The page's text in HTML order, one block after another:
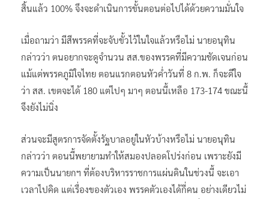
สิ้นแล้ว 100% จึงจะดำเนินการขั้นตอนต่อไปได้ด้วยความมั่นใจ
เมื่อถามว่า มีสีพรรคที่จะจับขั้วไว้ในใจแล้วหรือไม่ นายอนุทิน
กล่าวว่า ตนอยากจะดูจำนวน สส.ของพรรคที่มีความชัดเจนก่อน
แม้แต่พรรคภูมิใจไทย ตอนแรกตอนหัวค่ำวันที่ 8 ก.พ. ก็จะดีใจ
ว่า สส. เขตจะได้ 180 แต่ไปๆ มาๆ ตอนนี้เหลือ 173-174 ขณะนี้
จึงยังไม่นิ่ง
ส่วนจะมีสูตรการจัดตั้งรัฐบาลอยู่ในหัวบ้างหรือไม่ นายอนุทิน
กล่าวว่า ตอนนี้พยายามทำให้สมองปลอดโปร่งก่อน เพราะยังมี
ความเป็นนายกฯ ที่ต้องบริหารราชการแผ่นดินในช่วงนี้ จะเอา
เวลาไปคิด แต่เรื่องของตัวเอง พรรคตัวเองได้กี่คน อย่างเดียวไม่